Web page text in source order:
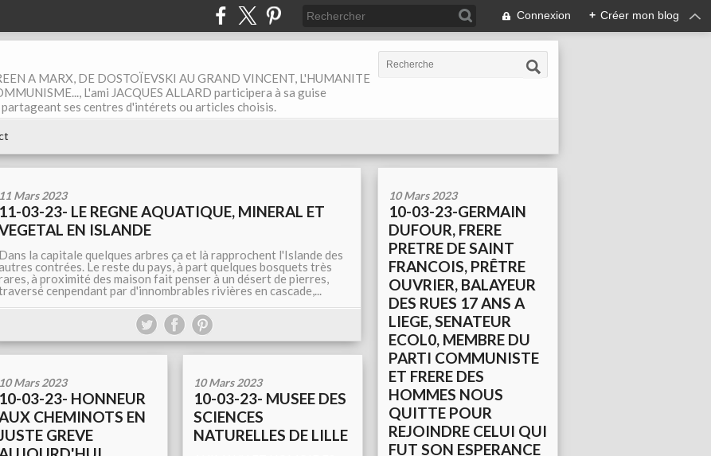
Connexion + Créer mon blog
A MARX, DE DOSTOÏEVSKI AU GRAND VINCENT, L'HUMANITE
L'ami JACQUES ALLARD participera à sa guise
ses centres d'intérets ou articles choisis.
11 Mars 2023
11-03-23- LE REGNE AQUATIQUE, MINERAL ET
EN ISLANDE
Dans la capitale quelques arbres ça et là rapprochent l'Islande des
contrées. Le reste du pays, à part quelques bosquets très
à proximité des maison fait penser à un désert de pierres,
cenpendant par d'innombrables rivières en cascade,...
10 Mars 2023
10-03-23-GERMAIN
DUFOUR, FRERE
PRETRE DE SAINT
FRANCOIS, PRÊTRE
OUVRIER, BALAYEUR
DES RUES 17 ANS A
LIEGE, SENATEUR
ECOL0, MEMBRE DU
PARTI COMMUNISTE
ET FRERE DES
HOMMES NOUS
QUITTE POUR
REJOINDRE CELUI QUI
FUT SON ESPERANCE
10 Mars 2023
10-03-23- HONNEUR
CHEMINOTS EN
GREVE
10 Mars 2023
10-03-23- MUSEE DES
SCIENCES
NATURELLES DE LILLE